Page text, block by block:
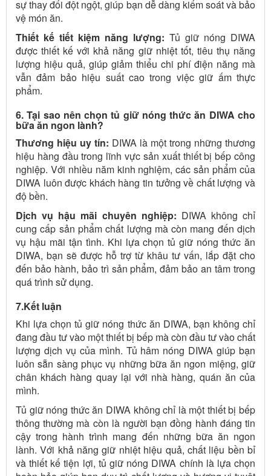
sự thay đổi đột ngột, giúp bạn dễ dàng kiểm soát và bảo
vệ món ăn.
Thiết kế tiết kiệm năng lượng: Tủ giữ nóng DIWA
được thiết kế với khả năng giữ nhiệt tốt, tiêu thụ năng
lượng hiệu quả, giúp giảm thiểu chi phí điện năng mà
vẫn đảm bảo hiệu suất cao trong việc giữ ấm thực
phẩm.
6. Tại sao nên chọn tủ giữ nóng thức ăn DIWA cho
bữa ăn ngon lành?
Thương hiệu uy tín: DIWA là một trong những thương
hiệu hàng đầu trong lĩnh vực sản xuất thiết bị bếp công
nghiệp. Với nhiều năm kinh nghiệm, các sản phẩm của
DIWA luôn được khách hàng tin tưởng về chất lượng và
độ bền.
Dịch vụ hậu mãi chuyên nghiệp: DIWA không chỉ
cung cấp sản phẩm chất lượng mà còn mang đến dịch
vụ hậu mãi tận tình. Khi lựa chọn tủ giữ nóng thức ăn
DIWA, bạn sẽ được hỗ trợ từ khâu tư vấn, lắp đặt cho
đến bảo hành, bảo trì sản phẩm, đảm bảo an tâm trong
quá trình sử dụng.
7.Kết luận
Khi lựa chọn tủ giữ nóng thức ăn DIWA, bạn không chỉ
đang đầu tư vào một thiết bị bếp mà còn đầu tư vào chất
lượng dịch vụ của mình. Tủ hâm nóng DIWA giúp bạn
luôn sẵn sàng phục vụ những bữa ăn ngon miệng, giữ
chân khách hàng quay lại với nhà hàng, quán ăn của
mình.
Tủ giữ nóng thức ăn DIWA không chỉ là một thiết bị bếp
thông thường mà còn là người bạn đồng hành đáng tin
cậy trong hành trình mang đến những bữa ăn ngon
lành. Với khả năng giữ nhiệt hiệu quả, chất liệu bền bỉ
và thiết kế tiện lợi, tủ giữ nóng DIWA chính là lựa chọn